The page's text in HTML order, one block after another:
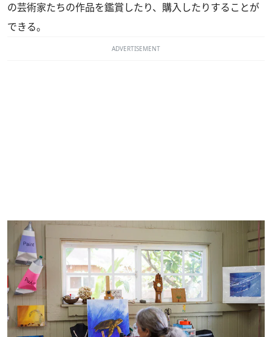
の芸術家たちの作品を鑑賞したり、購入したりすることが
できる。
ADVERTISEMENT